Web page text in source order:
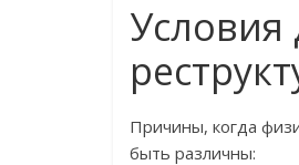
Причины, когда
быть различны: